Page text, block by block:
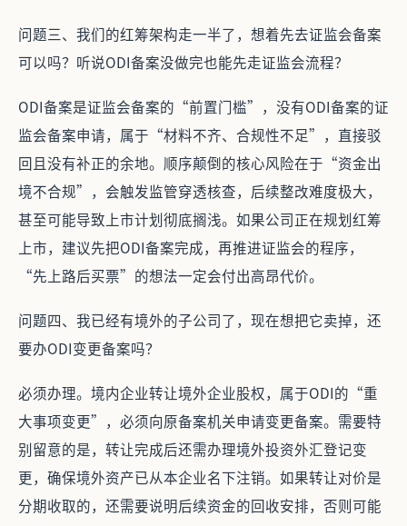
问题三、我们的红筹架构走一半了，想着先去证监会备案
可以吗？听说ODI备案没做完也能先走证监会流程？
ODI备案是证监会备案的“前置门槛”，没有ODI备案的证
监会备案申请，属于“材料不齐、合规性不足”，直接驳
回且没有补正的余地。顺序颠倒的核心风险在于“资金出
境不合规”，会触发监管穿透核查，后续整改难度极大，
甚至可能导致上市计划彻底搁浅。如果公司正在规划红筹
上市，建议先把ODI备案完成，再推进证监会的程序，
“先上路后买票”的想法一定会付出高昂代价。
问题四、我已经有境外的子公司了，现在想把它卖掉，还
要办ODI变更备案吗？
必须办理。境内企业转让境外企业股权，属于ODI的“重
大事项变更”，必须向原备案机关申请变更备案。需要特
别留意的是，转让完成后还需办理境外投资外汇登记变
更，确保境外资产已从本企业名下注销。如果转让对价是
分期收取的，还需要说明后续资金的回收安排，否则可能